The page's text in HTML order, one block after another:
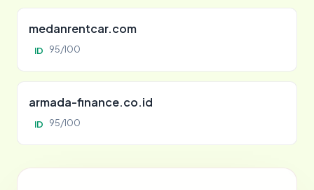
medanrentcar.com
ID 95/100
armada-finance.co.id
ID 95/100